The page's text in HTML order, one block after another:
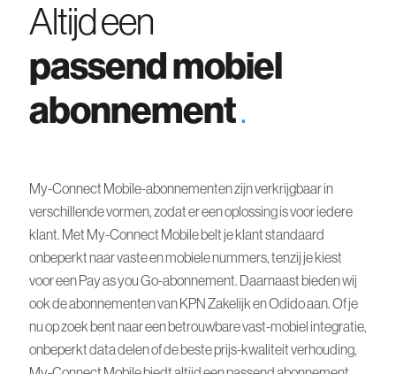
Altijd een
passend mobiel
abonnement.
My-Connect Mobile-abonnementen zijn verkrijgbaar in
verschillende vormen, zodat er een oplossing is voor iedere
klant. Met My-Connect Mobile belt je klant standaard
onbeperkt naar vaste en mobiele nummers, tenzij je kiest
voor een Pay as you Go-abonnement. Daarnaast bieden wij
ook de abonnementen van KPN Zakelijk en Odido aan. Of je
nu op zoek bent naar een betrouwbare vast-mobiel integratie,
onbeperkt data delen of de beste prijs-kwaliteit verhouding,